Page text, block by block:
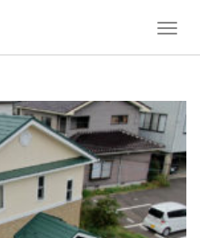
T
l
e
a
v
i
g
a